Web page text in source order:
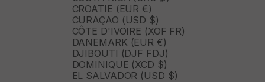
CROATIE (EUR €)
CURAÇAO (USD $)
CÔTE D'IVOIRE (XOF FR)
DANEMARK (EUR €)
DJIBOUTI (DJF FDJ)
DOMINIQUE (XCD $)
EL SALVADOR (USD $)